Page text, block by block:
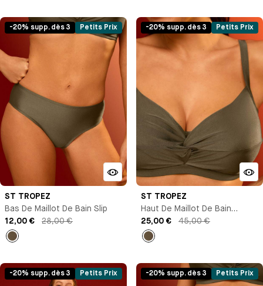
-20% supp. dès 3 Petits Prix
ST TROPEZ
Bas De Maillot De Bain Slip
12,00 €
28,00 €
-20% supp. dès 3 Petits Prix
ST TROPEZ
Haut De Maillot De Bain
Brassière Avec Armature
25,00 € 45,00 €
-20% supp. dès 3 Petits Prix -20% supp. dès 3 Petits Prix